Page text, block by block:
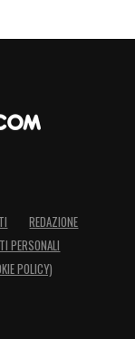
REDAZIONE
PERSONALI
POLICY)